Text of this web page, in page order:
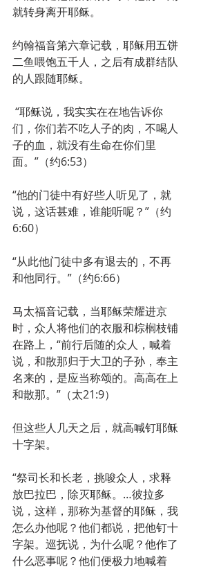
就转身离开耶稣。
约翰福音第六章记载，耶稣用五饼
二鱼喂饱五千人，之后有成群结队
的人跟随耶稣。
们，你们若不吃人子的肉，不喝人
子的血，就没有生命在你们里
面。”（约6:53）
“他的门徒中有好些人听见了，就
说，这话甚难，谁能听呢？”（约
6:60）
“从此他门徒中多有退去的，不再
和他同行。”（约6:66）
马太福音记载，当耶稣荣耀进京
时，众人将他们的衣服和棕榈枝铺
在路上，“前行后随的众人，喊着
说，和散那归于大卫的子孙，奉主
名来的，是应当称颂的。高高在上
和散那。”（太21:9）
但这些人几天之后，就高喊钉耶稣
十字架。
“祭司长和长老，挑唆众人，求释
放巴拉巴，除灭耶稣。…彼拉多
说，这样，那称为基督的耶稣，我
怎么办他呢？他们都说，把他钉十
字架。巡抚说，为什么呢？他作了
什么恶事呢？他们便极力地喊着